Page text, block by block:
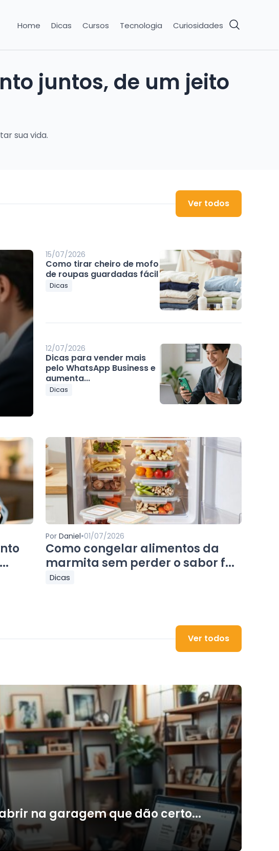
Home Dicas Cursos Tecnologia Curiosidades
juntos, de um jeito
sua vida.
Ver todos
15/07/2026
Como tirar cheiro de mofo
de roupas guardadas fácil
Dicas
12/07/2026
Dicas para vender mais
pelo WhatsApp Business e
aumenta...
Dicas
Por Daniel•01/07/2026
Como congelar alimentos da
marmita sem perder o sabor f...
Dicas
Ver todos
na garagem que dão certo...